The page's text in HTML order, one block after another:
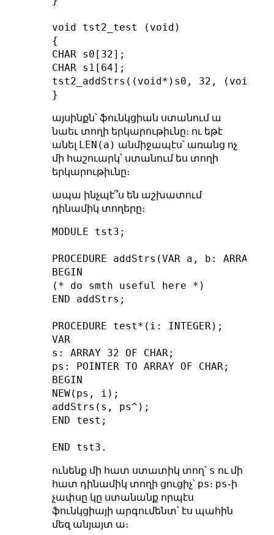
void tst2_test (void)
{
CHAR s0[32];
CHAR s1[64];
tst2_addStrs((void*)s0, 32,
այսինքն՝ ֆունկցիան ստանում ա
նաեւ տողի երկարութիւնը։ ու եթէ
անել LEN(a) անմիջապէս՝ առանց ոչ
մի հաշուարկ՝ ստանում ես տողի
երկարութիւնը։
ապա ինչպէ՞ս են աշխատում
դինամիկ տողերը։
MODULE tst3;
PROCEDURE addStrs(VAR a, b: ARRAY
BEGIN
(* do smth useful here *)
END addStrs;
PROCEDURE test*(i: INTEGER);
VAR
s: ARRAY 32 OF CHAR;
ps: POINTER TO ARRAY OF CHAR;
BEGIN
NEW(ps, i);
addStrs(s, ps^);
END test;
ունենք մի հատ ստատիկ տող՝ s ու մի
հատ դինամիկ տողի ցուցիչ՝ ps։ ps֊ի
չափսը կը ստանանք որպէս
ֆունկցիայի արգումենտ՝ էս պահին
մեզ անյայտ ա։